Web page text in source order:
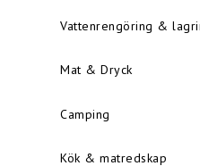
Vattenrengöring &
Mat & Dryck
Camping
Kök & matredskap